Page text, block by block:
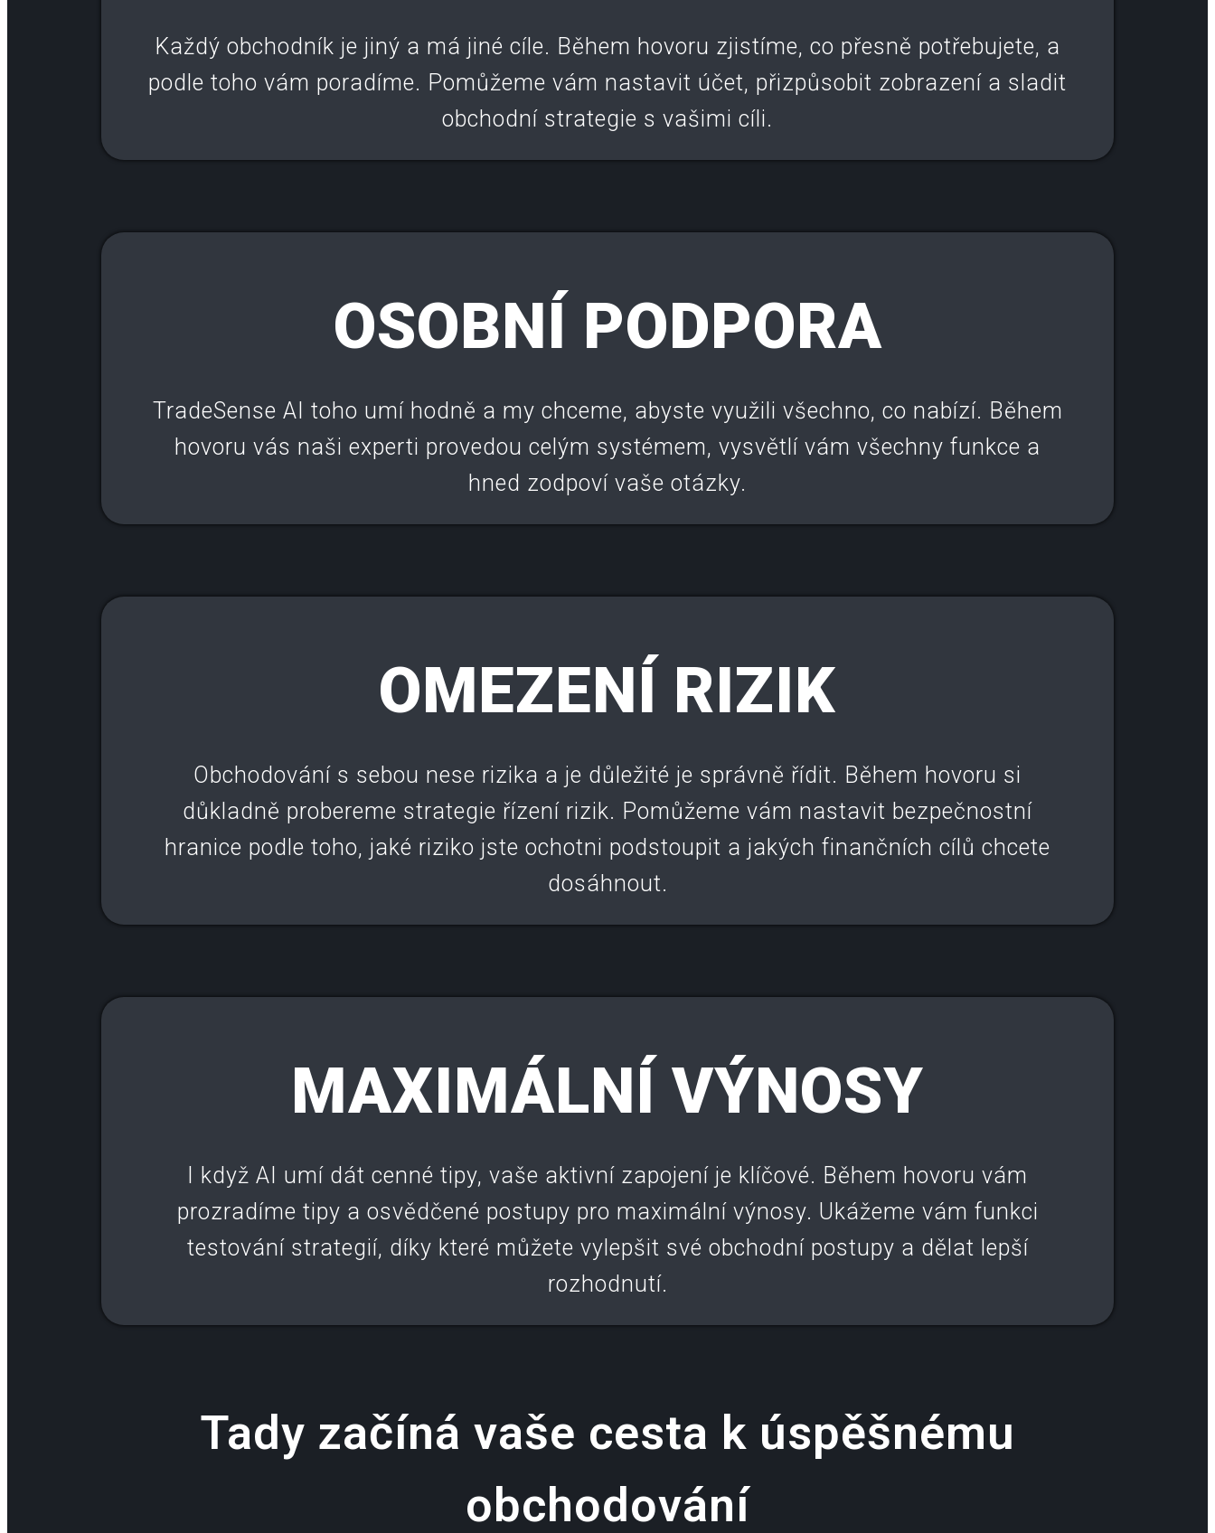
Každý obchodník je jiný a má jiné cíle. Během hovoru zjistíme, co přesně potřebujete, a
podle toho vám poradíme. Pomůžeme vám nastavit účet, přizpůsobit zobrazení a sladit
obchodní strategie s vašimi cíli.
OSOBNÍ PODPORA
TradeSense AI toho umí hodně a my chceme, abyste využili všechno, co nabízí. Během
hovoru vás naši experti provedou celým systémem, vysvětlí vám všechny funkce a
hned zodpoví vaše otázky.
OMEZENÍ RIZIK
Obchodování s sebou nese rizika a je důležité je správně řídit. Během hovoru si
důkladně probereme strategie řízení rizik. Pomůžeme vám nastavit bezpečnostní
hranice podle toho, jaké riziko jste ochotni podstoupit a jakých finančních cílů chcete
dosáhnout.
MAXIMÁLNÍ VÝNOSY
I když AI umí dát cenné tipy, vaše aktivní zapojení je klíčové. Během hovoru vám
prozradíme tipy a osvědčené postupy pro maximální výnosy. Ukážeme vám funkci
testování strategií, díky které můžete vylepšit své obchodní postupy a dělat lepší
rozhodnutí.
Tady začíná vaše cesta k úspěšnému
obchodování